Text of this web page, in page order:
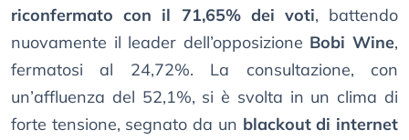
riconfermato con il 71,65% dei voti, battendo
nuovamente il leader dell’opposizione Bobi Wine,
fermatosi al 24,72%. La consultazione, con
un’affluenza del 52,1%, si è svolta in un clima di
forte tensione, segnato da un blackout di internet